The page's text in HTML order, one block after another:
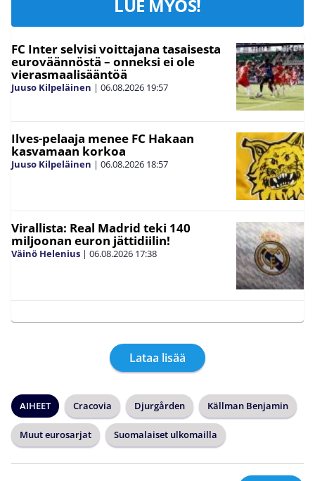
LUE MYÖS!
FC Inter selvisi voittajana tasaisesta
euroväännöstä – onneksi ei ole
vierasmaalisääntöä
Juuso Kilpeläinen | 06.08.2026 19:57
Ilves-pelaaja menee FC Hakaan
kasvamaan korkoa
Juuso Kilpeläinen | 06.08.2026 18:57
Virallista: Real Madrid teki 140
miljoonan euron jättidiilin!
Väinö Helenius | 06.08.2026 17:38
Lataa lisää
AIHEET Cracovia Djurgården Källman Benjamin
Muut eurosarjat Suomalaiset ulkomailla